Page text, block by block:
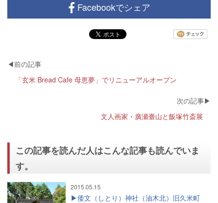
Facebookでシェア
「玄米 Bread Cafe 母恵夢」でリニューアルオープン
文人画家・廣瀬臺山と飯塚竹斎展
この記事を読んだ人はこんな記事も読んでいま
す。
2015.05.15
倭文（しとり）神社（油木北）旧久米町